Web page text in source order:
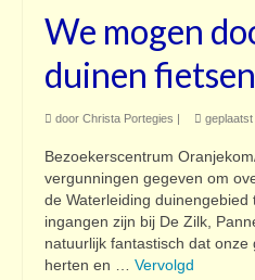
We mogen
duinen
door Christa Portegies | geplaatst
Bezoekerscentrum
vergunningen gegeven om
de Waterleiding duinengebied
ingangen zijn bij De Zilk,
natuurlijk fantastisch dat onze
herten en … Vervolgd